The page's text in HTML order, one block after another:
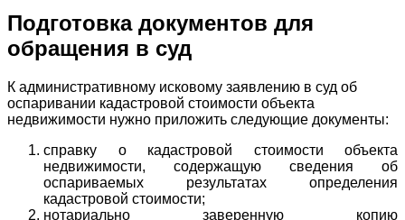
Подготовка документов для
обращения в суд
К административному исковому заявлению в суд об
оспаривании кадастровой стоимости объекта
недвижимости нужно приложить следующие документы:
справку о кадастровой стоимости объекта
недвижимости, содержащую сведения об
оспариваемых результатах определения
кадастровой стоимости;
нотариально заверенную копию